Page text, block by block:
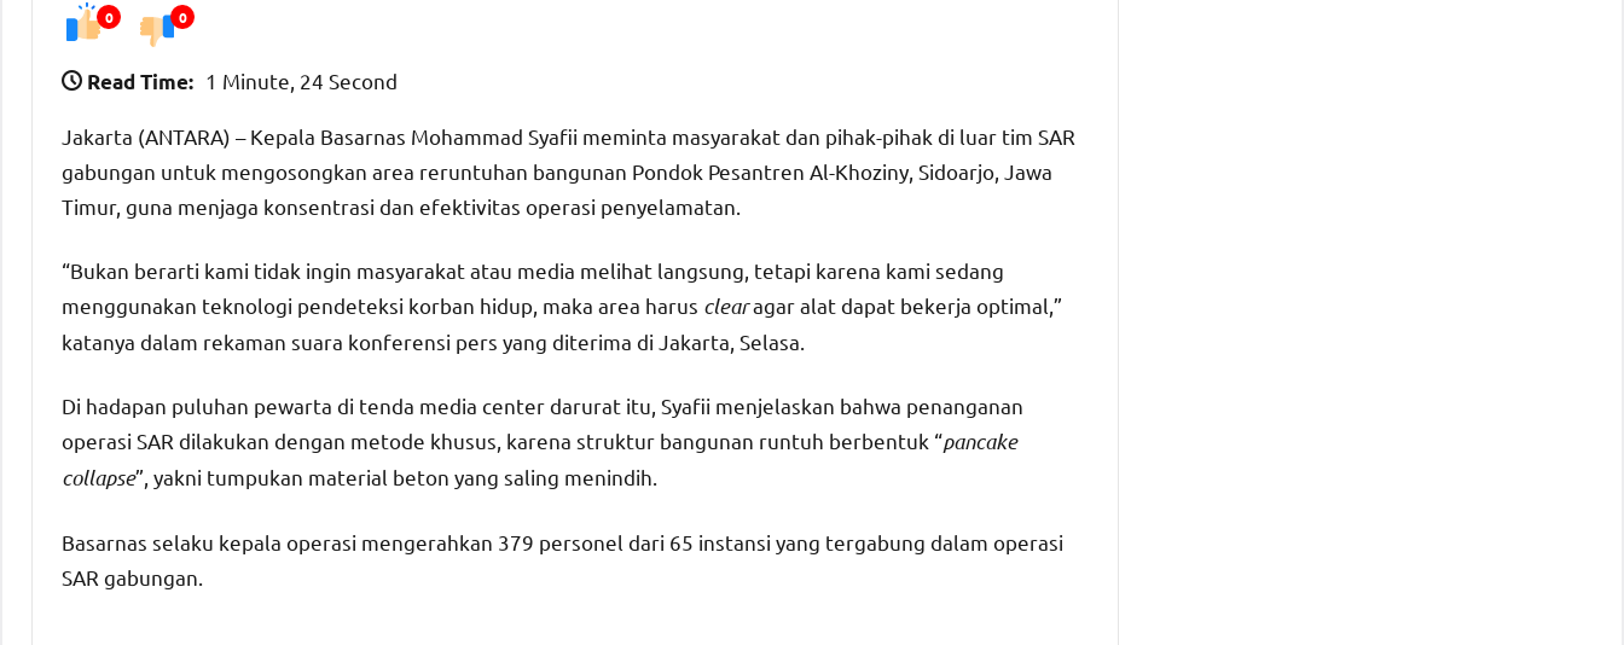
0 0
Read Time: 1 Minute, 24 Second
Jakarta (ANTARA) – Kepala Basarnas Mohammad Syafii meminta masyarakat dan pihak-pihak di luar tim SAR
gabungan untuk mengosongkan area reruntuhan bangunan Pondok Pesantren Al-Khoziny, Sidoarjo, Jawa
Timur, guna menjaga konsentrasi dan efektivitas operasi penyelamatan.
“Bukan berarti kami tidak ingin masyarakat atau media melihat langsung, tetapi karena kami sedang
menggunakan teknologi pendeteksi korban hidup, maka area harus clearagar alat dapat bekerja optimal,”
katanya dalam rekaman suara konferensi pers yang diterima di Jakarta, Selasa.
Di hadapan puluhan pewarta di tenda media center darurat itu, Syafii menjelaskan bahwa penanganan
operasi SAR dilakukan dengan metode khusus, karena struktur bangunan runtuh berbentuk “pancake
collapse”, yakni tumpukan material beton yang saling menindih.
Basarnas selaku kepala operasi mengerahkan 379 personel dari 65 instansi yang tergabung dalam operasi
SAR gabungan.